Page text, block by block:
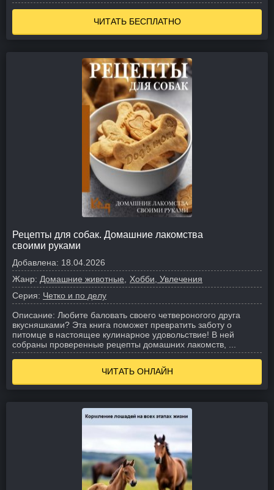
ЧИТАТЬ БЕСПЛАТНО
Рецепты для собак. Домашние лакомства
своими руками
Добавлена: 18.04.2026
Жанр: Домашние животные
Хобби, Увлечения
Серия: Четко и по делу
Описание: Любите баловать своего четвероногого друга
вкусняшками? Эта книга поможет превратить заботу о
питомце в настоящее кулинарное удовольствие! В ней
собраны проверенные рецепты домашних лакомств, ...
ЧИТАТЬ ОНЛАЙН